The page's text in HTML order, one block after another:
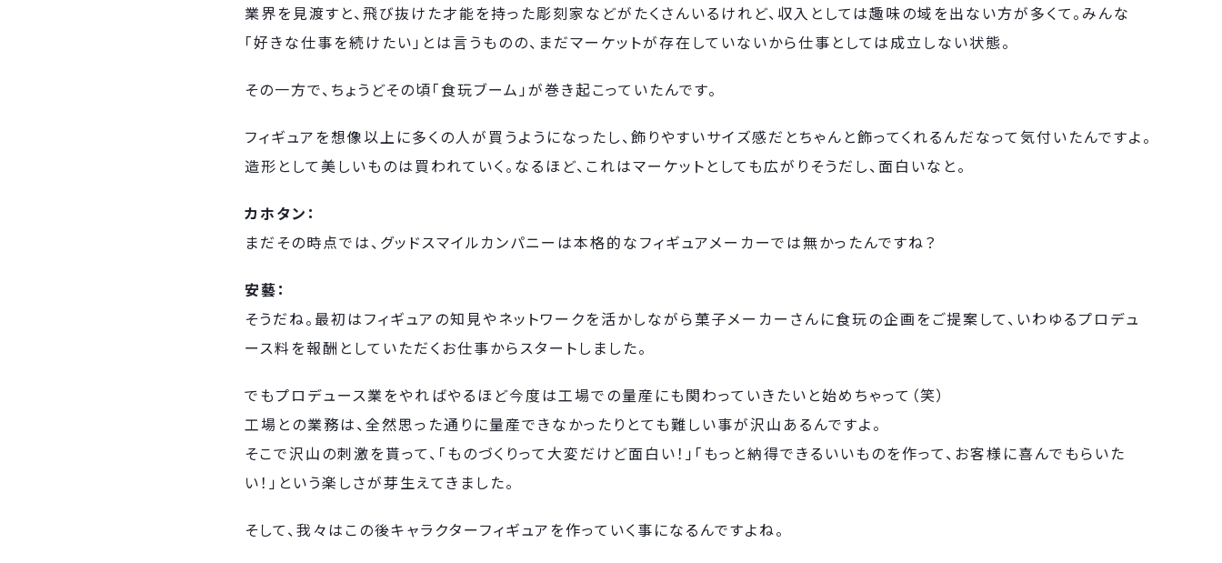
業界を見渡すと、飛び抜けた才能を持った彫刻家などがたくさんいるけれど、収入としては趣味の域を出ない方が多くて。みんな
「好きな仕事を続けたい」とは言うものの、まだマーケットが存在していないから仕事としては成立しない状態。
その一方で、ちょうどその頃「食玩ブーム」が巻き起こっていたんです。
フィギュアを想像以上に多くの人が買うようになったし、飾りやすいサイズ感だとちゃんと飾ってくれるんだなって気付いたんですよ。
造形として美しいものは買われていく。なるほど、これはマーケットとしても広がりそうだし、面白いなと。
カホタン：
まだその時点では、グッドスマイルカンパニーは本格的なフィギュアメーカーでは無かったんですね？
安藝：
そうだね。最初はフィギュアの知見やネットワークを活かしながら菓子メーカーさんに食玩の企画をご提案して、いわゆるプロデュ
ース料を報酬としていただくお仕事からスタートしました。
でもプロデュース業をやればやるほど今度は工場での量産にも関わっていきたいと始めちゃって（笑）
工場との業務は、全然思った通りに量産できなかったりとても難しい事が沢山あるんですよ。
そこで沢山の刺激を貰って、「ものづくりって大変だけど面白い！」「もっと納得できるいいものを作って、お客様に喜んでもらいた
い！」という楽しさが芽生えてきました。
そして、我々はこの後キャラクターフィギュアを作っていく事になるんですよね。